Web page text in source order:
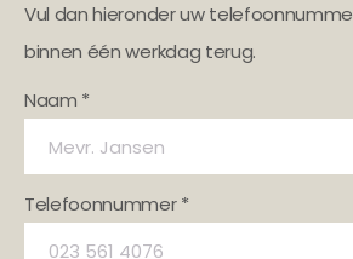
Vul dan hieronder uw
binnen één werkdag terug.
Naam *
Telefoonnummer *